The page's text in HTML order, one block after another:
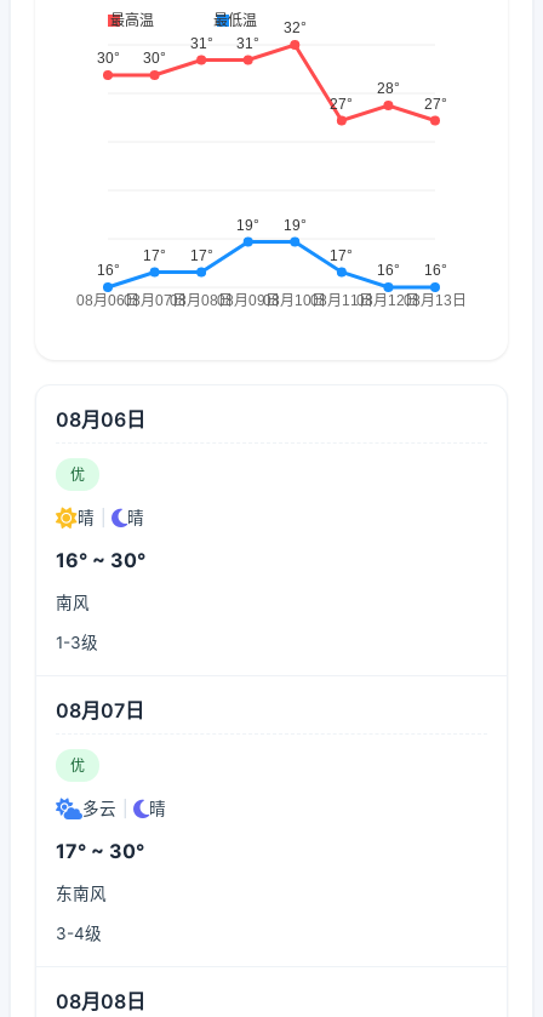
08月06日
优
晴 晴
16° ~ 30°
南风
1-3级
08月07日
优
多云 晴
17° ~ 30°
东南风
3-4级
08月08日